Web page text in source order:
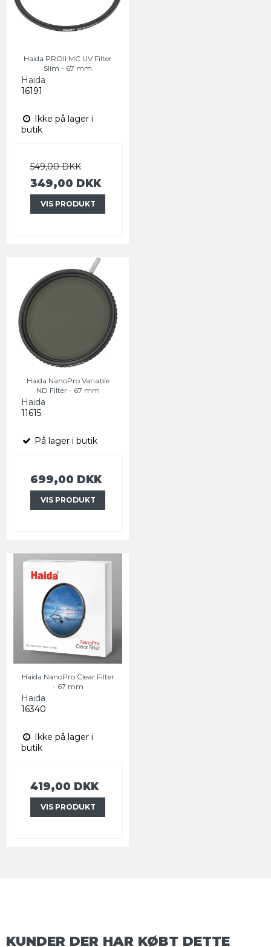
Haida PROII MC UV Filter
Slim - 67 mm
Haida
16191
Ikke på lager i
butik
549,00 DKK
349,00 DKK
VIS PRODUKT
Haida NanoPro Variable
ND Filter - 67 mm
Haida
11615
På lager i butik
699,00 DKK
VIS PRODUKT
Haida NanoPro Clear Filter
- 67 mm
Haida
16340
Ikke på lager i
butik
419,00 DKK
VIS PRODUKT
KUNDER DER HAR KØBT DETTE